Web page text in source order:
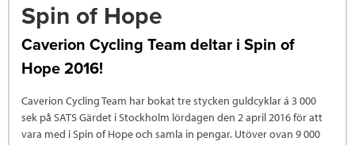
Spin of Hope
Caverion Cycling Team deltar i Spin of
Hope 2016!
Caverion Cycling Team har bokat tre stycken guldcyklar á 3 000
sek på SATS Gärdet i Stockholm lördagen den 2 april 2016 för att
vara med i Spin of Hope och samla in pengar. Utöver ovan 9 000